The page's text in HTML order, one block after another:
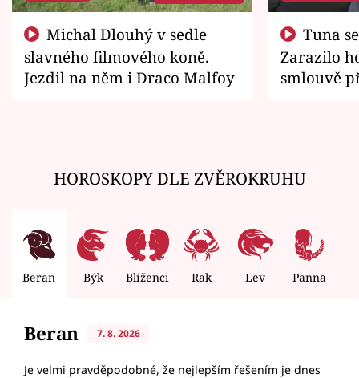
slavného filmového koně.
Jezdil na něm i Draco Malfoy
Zarazilo
smlouvě
HOROSKOPY DLE ZVĚROKRUHU
Beran Býk Blíženci Rak Lev Panna
Beran 7. 8. 2026
Je velmi pravděpodobné, že nejlepším řešením je dnes